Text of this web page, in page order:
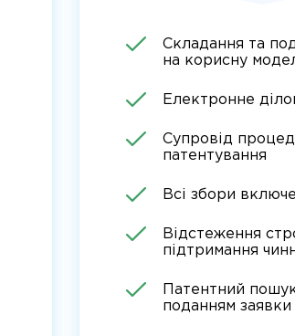
Складання та
на корисну
Електронне
Супровід
патентування
Всі збори
Відстеження
підтримання
Патентний
поданням заявки